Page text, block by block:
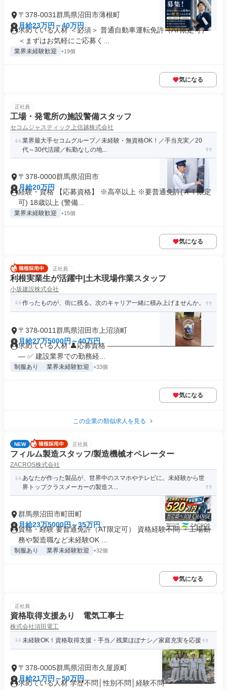
〒378-0031群馬県沼田市薄根町
月給23万円～40万円
求めている人材 ＜必須＞ 普通自動車運転免許（AT限定可）
＜まずはお気軽にご応募く...
業界未経験歓迎 +19個
気になる
正社員
工場・発電所の施設警備スタッフ
セコムジャスティック上信越株式会社
業界最大手セコムグループ／未経験・無資格OK！／手当充実／20
代～30代活躍／転勤なしの地...
〒378-0000群馬県沼田市
月給20万円
経験・資格 【応募資格】 ※高卒以上 ※要普通免許(ＡＴ限定
可) 18歳以上 (警備...
業界未経験歓迎 +15個
気になる
正社員
利根実業生が活躍中|土木現場作業スタッフ
小坂建設株式会社
作ったものが、街に残る。次のキャリア一緒に積み上げませんか。
〒378-0011群馬県沼田市上沼須町
月給27万5000円～40万円
求めている人材 👤応募資格 ―――――――――――――――
― ✅ 建設業界での勤務経...
制服あり 業界未経験歓迎 +33個
気になる
この企業の類似求人を見る
NEW 正社員
フィルム製造スタッフ/製造機械オペレーター
ZACROS株式会社
あなたが作った製品が、世界中のスマホやテレビに。未経験から世
界トップクラスメーカーの製造ス...
群馬県沼田市町田町
月給23万5000円～35万円
資格・経験 要普通免許（AT限定可） 資格経験不問 ・工場勤
務や製造職など未経験OK ...
制服あり 業界未経験歓迎 +32個
気になる
正社員
資格取得支援あり 電気工事士
株式会社須田電工
未経験OK！資格取得支援・手当／残業ほぼナシ／家庭充実を応援
〒378-0005群馬県沼田市久屋原町
月給21万円～50万円
求めている人材 学歴不問│性別不問│経験不問 ━━━━━━━